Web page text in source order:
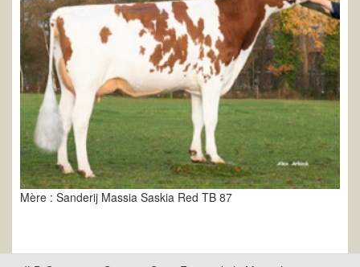
Mère : Sanderij Massia Saskia Red TB 87